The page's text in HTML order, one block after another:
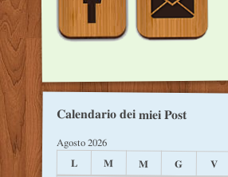
Calendario dei miei Post
Agosto 2026
L M M G V